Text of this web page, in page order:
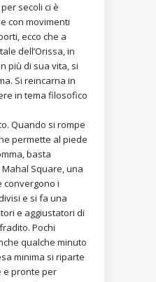
secoli ci è
con movimenti
ecco che a
dell’Orissa, in
più di sua vita, si
Si reincarna in
in tema filosofico
Quando si rompe
permette al piede
basta
Square, una
convergono i
e si fa una
e aggiustatori di
Pochi
qualche minuto
minima si riparte
e pronte per